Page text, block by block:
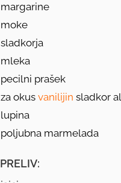
margarine
moke
sladkorja
mleka
pecilni prašek
za okusvanilijin sladkor
lupina
poljubna marmelada
PRELIV: